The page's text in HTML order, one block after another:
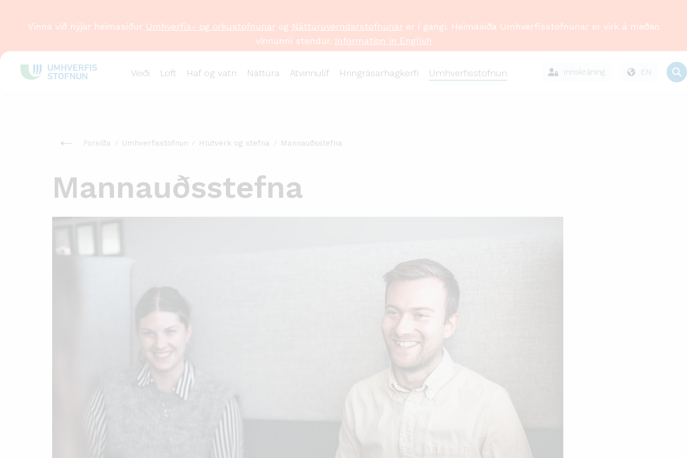
Veiði Loft Haf og vatn Náttúra Atvinnulíf Hringrásarhagkerfi Umhverfisstofnun Innskráning EN
Vinna við nýjar heimasíður Umhverfis- og orkustofnunarog Náttúruverndarstofnunarer í gangi. Heimasíða Umhverfisstofnunar er virk á meðan
vinnunni stendur. Information in English
Forsíða Umhverfisstofnun Hlutverk og stefna Mannauðsstefna
Mannauðsstefna